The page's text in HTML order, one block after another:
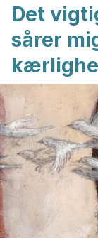
Det
sårer